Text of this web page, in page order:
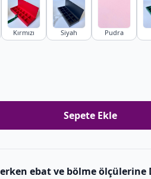
Kırmızı Siyah Pudra
Sepete Ekle
ebat ve bölme ölçülerine